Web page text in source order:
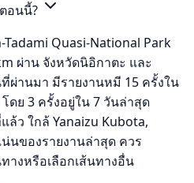
อนนี้?
Tadami Quasi-National Park
ผ่าน จังหวัดนิอิกาตะ และ
ผ่านมา มีรายงานหมี 15 ครั้งใน
ดย 3 ครั้งอยู่ใน 7 วันล่าสุด
ว ใกล้ Yanaizu Kubota,
นของรายงานล่าสุด ควร
างหรือเลือกเส้นทางอื่น